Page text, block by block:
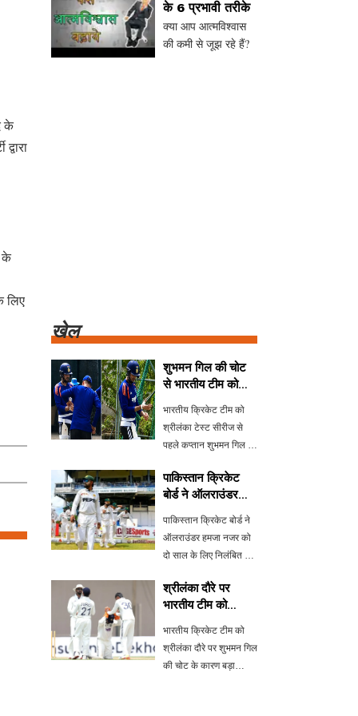
के
के
लिए
बढ़ाने के 8 प्रभावी
तरीकों पर चर्चा करेंगे,
जैसे अपनी खूबियों को
के 6 प्रभावी तरीके
क्या आप आत्मविश्वास
की कमी से जूझ रहे हैं?
खेल
शुभमन गिल की चोट
से भारतीय टीम को
बड़ा झटका, केएल
राहुल बने कप्तान
भारतीय क्रिकेट टीम को
श्रीलंका टेस्ट सीरीज से
पहले कप्तान शुभमन गिल की
लगा है। अभ्यास के दौरान
गिल की उंगली में चोट लग
गई, जिसके बाद उन्हें वॉर्म-
अप मैच से बाहर रखा गया।
केएल रा
पाकिस्तान क्रिकेट
बोर्ड ने ऑलराउंडर
हमजा नजर पर
लगाया दो साल का बैन
पाकिस्तान क्रिकेट बोर्ड ने
ऑलराउंडर हमजा नजर को
दो साल के लिए निलंबित कर
रुपये का जुर्माना लगाया है।
यह कार्रवाई वीजा आवेदन में
गलत जानकारी देने के कारण
की गई है। हमजा ने हाल
श्रीलंका दौरे पर
भारतीय टीम को
शुभमन गिल की चोट
का झटका
भारतीय क्रिकेट टीम को
श्रीलंका दौरे पर शुभमन गिल
की चोट के कारण बड़ा